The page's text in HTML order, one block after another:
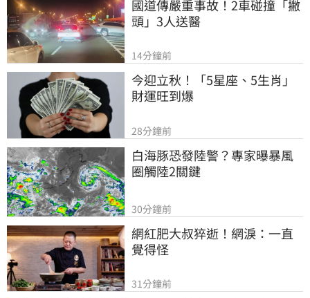
國道傳嚴重事故！2車碰撞「撇
頭」3人送醫
14分鐘前
今迎立秋！「5星座、5生肖」
財運旺到爆
28分鐘前
白海豚恐發陸警？專家曝暴風
圈觸陸2關鍵
30分鐘前
網紅肥大叔猝逝！網淚：一直
覺得怪
31分鐘前